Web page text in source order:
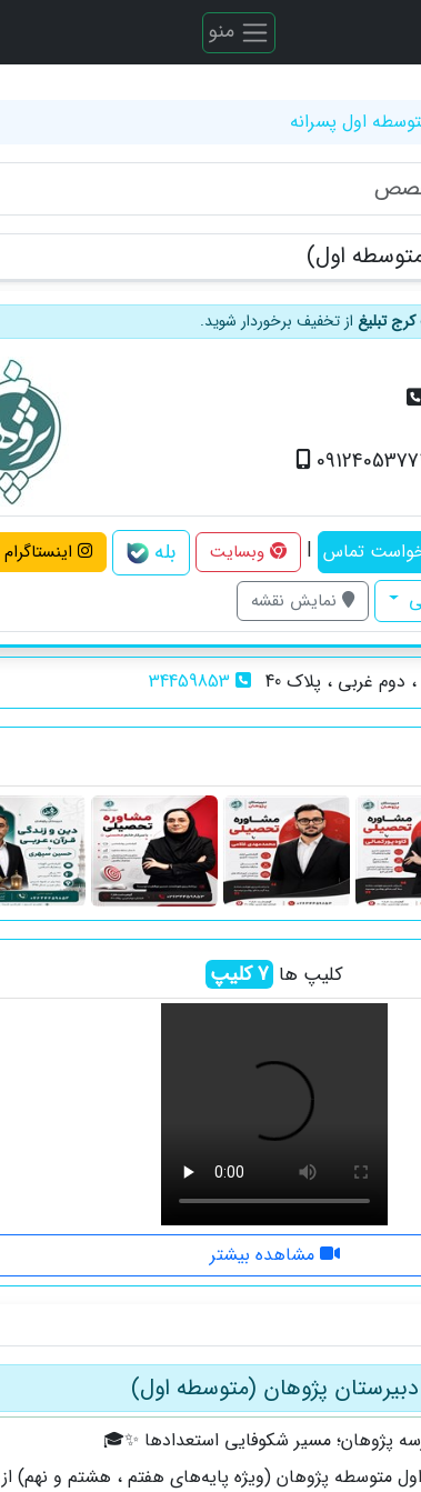
منو
اول پسرانه
اول)
کرج تبلیغ از تخفیف برخوردار شوید.
تماس | وبسایت بله اینستاگرام
نمایش نقشه
غربی ، پلاک 40 34459853
کلیپ ها 7کلیپ
مشاهده بیشتر
دبیرستان پژوهان (متوسطه اول)
پژوهان؛ مسیر شکوفایی استعدادها ✨🎓
اول متوسطه پژوهان (ویژه پایه‌های هفتم ، هشتم و نهم)